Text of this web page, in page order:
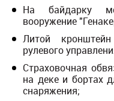
На байдарку
вооружение
Литой
рулевого
Страховочная
на деке и бортах
снаряжения;